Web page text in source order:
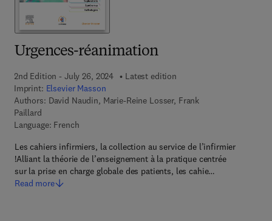
Urgences-réanimation
2nd Edition - July 26, 2024
Latest edition
Imprint: Elsevier Masson
Authors: David Naudin, Marie-Reine Losser, Frank
Paillard
Language: French
Les cahiers infirmiers, la collection au service de l’infirmier
!Alliant la théorie de l’enseignement à la pratique centrée
sur la prise en charge globale des patients, les cahie…
Read more